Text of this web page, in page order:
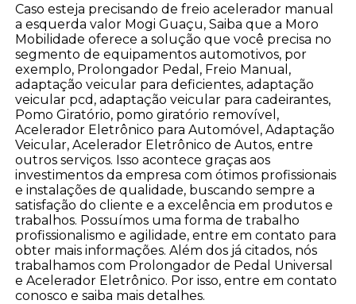
Caso esteja precisando de freio acelerador manual
a esquerda valor Mogi Guaçu, Saiba que a Moro
Mobilidade oferece a solução que você precisa no
segmento de equipamentos automotivos, por
exemplo, Prolongador Pedal, Freio Manual,
adaptação veicular para deficientes, adaptação
veicular pcd, adaptação veicular para cadeirantes,
Pomo Giratório, pomo giratório removível,
Acelerador Eletrônico para Automóvel, Adaptação
Veicular, Acelerador Eletrônico de Autos, entre
outros serviços. Isso acontece graças aos
investimentos da empresa com ótimos profissionais
e instalações de qualidade, buscando sempre a
satisfação do cliente e a excelência em produtos e
trabalhos. Possuímos uma forma de trabalho
profissionalismo e agilidade, entre em contato para
obter mais informações. Além dos já citados, nós
trabalhamos com Prolongador de Pedal Universal
e Acelerador Eletrônico. Por isso, entre em contato
conosco e saiba mais detalhes.